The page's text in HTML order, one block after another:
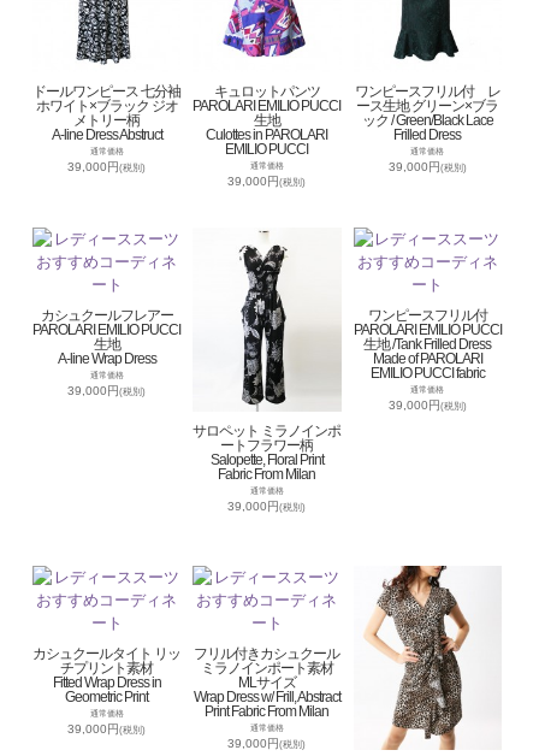
ドールワンピース 七分袖
ホワイト×ブラック ジオ
メトリー柄
A-line Dress Abstruct
通常価格
39,000円(税別)
キュロットパンツ
PAROLARI EMILIO PUCCI
生地
Culottes in PAROLARI
EMILIO PUCCI
通常価格
39,000円(税別)
ワンピースフリル付 レ
ース生地 グリーン×ブラ
ック / Green/Black Lace
Frilled Dress
通常価格
39,000円(税別)
カシュクールフレアー
PAROLARI EMILIO PUCCI
生地
A-line Wrap Dress
通常価格
39,000円(税別)
サロペット ミラノインポ
ートフラワー柄
Salopette, Floral Print
Fabric From Milan
通常価格
39,000円(税別)
ワンピースフリル付
PAROLARI EMILIO PUCCI
生地 /Tank Frilled Dress
Made of PAROLARI
EMILIO PUCCI fabric
通常価格
39,000円(税別)
カシュクールタイト リッ
チプリント素材
Fitted Wrap Dress in
Geometric Print
通常価格
39,000円(税別)
フリル付きカシュクール
ミラノインポート素材
MLサイズ
Wrap Dress w/ Frill, Abstract
Print Fabric From Milan
通常価格
39,000円(税別)